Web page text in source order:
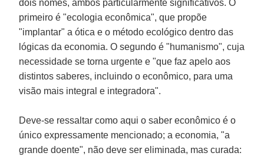
dois nomes, ambos particularmente significativos. O
primeiro é "ecologia econômica", que propõe
"implantar" a ótica e o método ecológico dentro das
lógicas da economia. O segundo é "humanismo", cuja
necessidade se torna urgente e "que faz apelo aos
distintos saberes, incluindo o econômico, para uma
visão mais integral e integradora".
Deve-se ressaltar como aqui o saber econômico é o
único expressamente mencionado; a economia, "a
grande doente", não deve ser eliminada, mas curada: